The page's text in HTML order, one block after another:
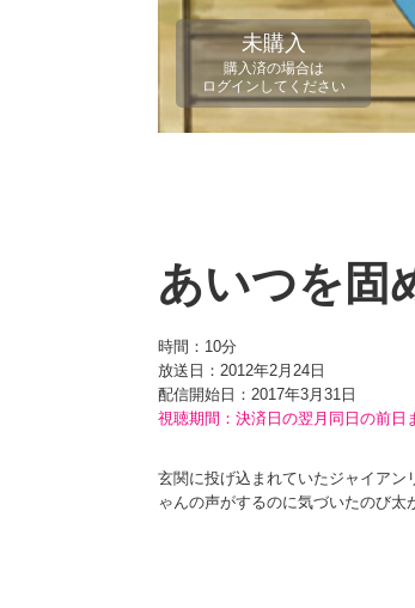
未購入
購入済の場合は
ログインしてください
あいつを固
時間： 10分
放送日：2012年2月24日
配信開始日： 2017年3月31日
視聴期間：決済日の翌月同日の前日
玄関に投げ込まれていたジャイア
ゃんの声がするのに気づいたのび
よると、これは『瞬間固定カメラ